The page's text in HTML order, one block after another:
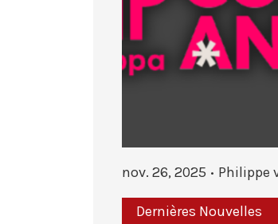
nov. 26, 2025 Philippe
Dernières Nouvelles